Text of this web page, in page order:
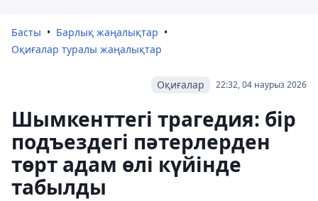
Басты
Барлық жаңалықтар
Оқиғалар туралы жаңалықтар
22:32, 04 наурыз 2026
Оқиғалар
Шымкенттегі трагедия: бір
подъездегі пәтерлерден
төрт адам өлі күйінде
табылды